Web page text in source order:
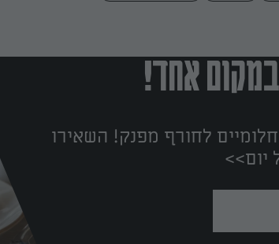
אחד!
לחורף מפנק! השאירו
יום>>